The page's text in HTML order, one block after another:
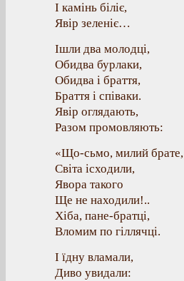
І камінь біліє,
Явір зеленіє…
Ішли два молодці,
Обидва бурлаки,
Обидва і браття,
Браття і співаки.
Явір оглядають,
Разом промовляють:
«Що-сьмо, милий брате,
Світа ісходили,
Явора такого
Ще не находили!..
Хіба, пане-братці,
Вломим по гіллячці.
І їдну вламали,
Диво увидали: